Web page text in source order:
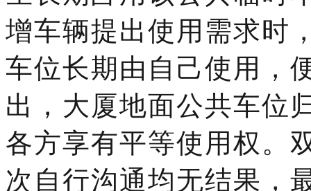
增车辆提出使用需求时
车位长期由自己使用，
出，大厦地面公共车位
各方享有平等使用权。
次自行沟通均无结果，